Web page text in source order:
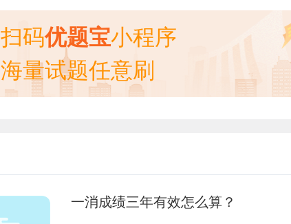
扫码优题宝小程序
海量试题任意刷
一消成绩三年有效怎么算？